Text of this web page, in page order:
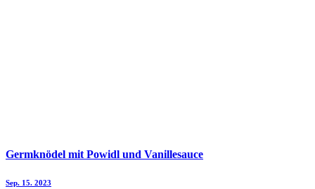
Germknödel mit Powidl und Vanillesauce
Sep. 15. 2023